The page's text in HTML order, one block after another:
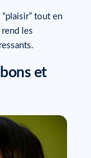
tout en
les
et